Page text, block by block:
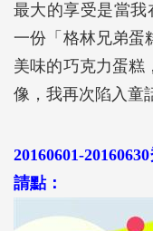
最大的享受是當我
一份「格林兄弟蛋
美味的巧克力蛋糕
像，我再次陷入童
20160601-
請點：